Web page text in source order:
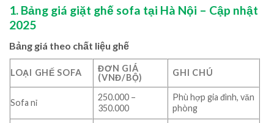
1. Bảng giá giặt ghế sofa tại Hà Nội – Cập nhật
2025
Bảng giá theo chất liệu ghế
LOẠI GHẾ SOFA
ĐƠN GIÁ
(VNĐ/BỘ)
GHI CHÚ
Sofa nỉ
250.000 –
350.000
Phù hợp gia đình, văn
phòng